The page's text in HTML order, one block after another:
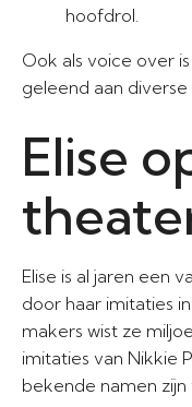
hoofdrol.
Ook als voice over
geleend aan diverse
Elise
Elise is al jaren een
door haar imitaties
makers wist ze
imitaties van Nikkie
bekende namen